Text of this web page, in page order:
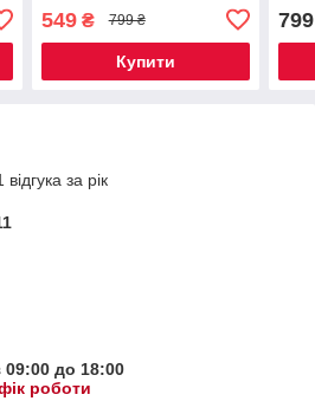
549₴ 799 ₴
Купити
799
за рік
09:00 до 18:00
роботи